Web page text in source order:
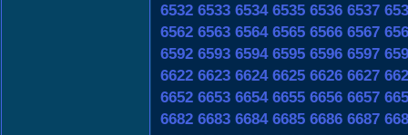
6532 6533 6534 6535 6536 6537
6562 6563 6564 6565 6566 6567
6592 6593 6594 6595 6596 6597
6622 6623 6624 6625 6626 6627
6652 6653 6654 6655 6656 6657
6682 6683 6684 6685 6686 6687